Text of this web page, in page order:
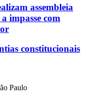
assembleia
impasse com
constitucionais
Paulo